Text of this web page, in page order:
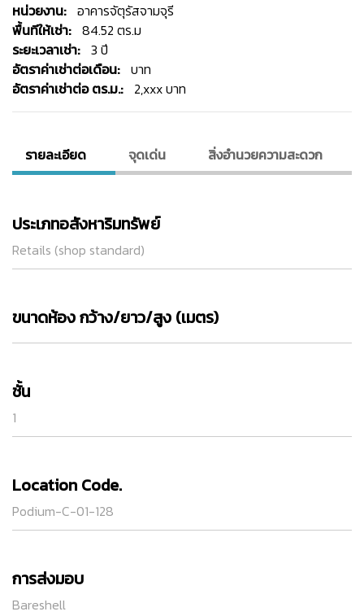
หน่วยงาน: อาคารจัตุรัสจามจุรี
พื้นทีให้เช่า: 84.52 ตร.ม
ระยะเวลาเช่า: 3 ปี
อัตราค่าเช่าต่อเดือน: บาท
อัตราค่าเช่าต่อ ตร.ม.:
2,xxx บาท
รายละเอียด จุดเด่น สิ่งอํานวยความสะดวก
ประเภทอสังหาริมทรัพย์
Retails (shop standard)
ขนาดห้อง กว้าง/ยาว/สูง (เมตร)
ชั้น
1
Location Code.
Podium-C-01-128
การส่งมอบ
Bareshell